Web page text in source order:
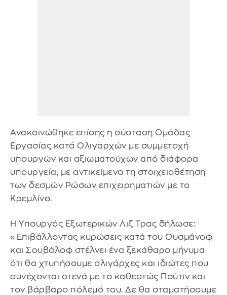
Ανακοινώθηκε επίσης η σύσταση Ομάδας
Εργασίας κατά Ολιγαρχών με συμμετοχή
υπουργών και αξιωματούχων από διάφορα
υπουργεία, με αντικείμενο τη στοιχειοθέτηση
των δεσμών Ρώσων επιχειρηματιών με το
Κρεμλίνο.
Η Υπουργός Εξωτερικών Λιζ Τρας δήλωσε:
«Επιβάλλοντας κυρώσεις κατά του Ουσμάνοφ
και Σουβάλοφ στέλνει ένα ξεκάθαρο μήνυμα
ότι θα χτυπήσουμε ολιγάρχες και ιδιώτες που
συνέχονται στενά με το καθεστώς Πούτιν και
τον βάρβαρο πόλεμό του. Δε θα σταματήσουμε